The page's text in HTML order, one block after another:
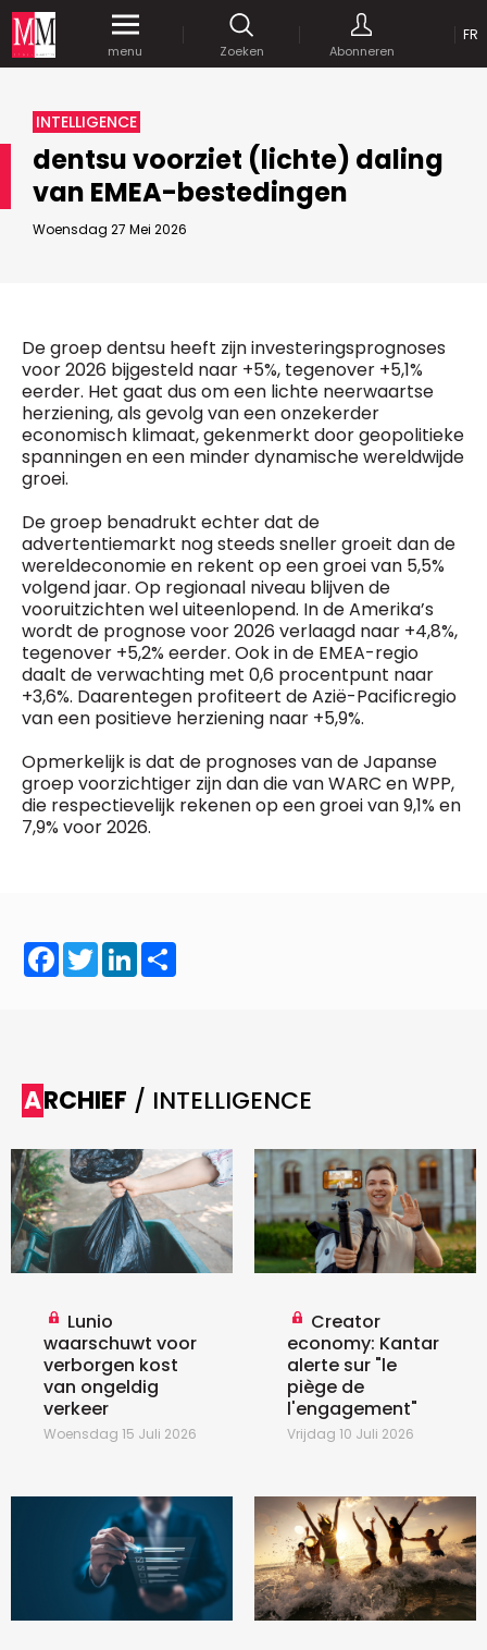
menu Zoeken Abonneren
FR
INTELLIGENCE
dentsu voorziet (lichte) daling
van EMEA-bestedingen
Woensdag 27 Mei 2026
De groep dentsu heeft zijn investeringsprognoses
voor 2026 bijgesteld naar +5%, tegenover +5,1%
eerder. Het gaat dus om een lichte neerwaartse
herziening, als gevolg van een onzekerder
economisch klimaat, gekenmerkt door geopolitieke
spanningen en een minder dynamische wereldwijde
groei.
De groep benadrukt echter dat de
advertentiemarkt nog steeds sneller groeit dan de
wereldeconomie en rekent op een groei van 5,5%
volgend jaar. Op regionaal niveau blijven de
vooruitzichten wel uiteenlopend. In de Amerika’s
wordt de prognose voor 2026 verlaagd naar +4,8%,
tegenover +5,2% eerder. Ook in de EMEA-regio
daalt de verwachting met 0,6 procentpunt naar
+3,6%. Daarentegen profiteert de Azië-Pacificregio
van een positieve herziening naar +5,9%.
Opmerkelijk is dat de prognoses van de Japanse
groep voorzichtiger zijn dan die van WARC en WPP,
die respectievelijk rekenen op een groei van 9,1% en
7,9% voor 2026.
Facebook
TwitterLinkedIn
ARCHIEF / INTELLIGENCE
Lunio
waarschuwt voor
verborgen kost
van ongeldig
verkeer
Woensdag 15 Juli 2026
Creator
economy: Kantar
alerte sur "le
piège de
l'engagement"
Vrijdag 10 Juli 2026
JE WACHTWOORD VERSTUREN
OP
MARCOM WORLD SRL
Mix Brussels - Vorstlaan 25 bus 5
1160 Brussels - Belgïe
E-mail :info@mm.be
Managing Director
Jean-Vianney Philippe
0471 92 01 98
jeanvianney@mm.be
General Manager
Fred Bouchar
0498 88 64 89
f.bouchar@mm.be
Chief Editor
Griet Byl
0475 97 12 57
g.byl@mm.be
Chief Editor
0477 37 31 65
d.lemaire@mm.be
Gebruikaanhalingstekens("") rond de
zoektermen, zodat er op de exacte combinatie
gezocht wordt.
Gebruik hetplusteken (+)tussen de zoektermen
als u op zoek wilt gaan naar artikels die één of
BEVESTIGEN
Krijg gedurende een maand gratistoegang
Bedrijfsabonnement
Daily
Freemium
access
5 x week
MM e - News
1 x week
MM Brunch
1 x week
MM Tech
10 x year
MM Best of
10 x year
MM Blue
4 x year
MM Magazine
(digital)